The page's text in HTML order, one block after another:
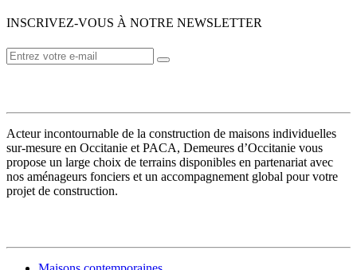
INSCRIVEZ-VOUS À NOTRE NEWSLETTER
Acteur incontournable de la construction de maisons individuelles
sur-mesure en Occitanie et PACA, Demeures d’Occitanie vous
propose un large choix de terrains disponibles en partenariat avec
nos aménageurs fonciers et un accompagnement global pour votre
projet de construction.